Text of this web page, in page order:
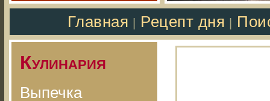
Главная Рецепт дня
Кулинария
Выпечка